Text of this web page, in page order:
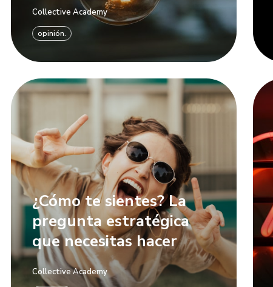
Collective Academy
opinión.
¿Cómo te sientes? La
pregunta estratégica
que necesitas hacer
Collective Academy